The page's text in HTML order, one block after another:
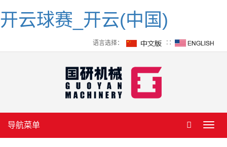
开云球赛_开云(中国)
语言选择： ∷
导航菜单